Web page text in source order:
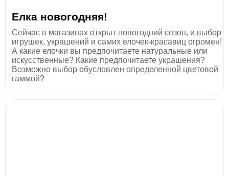
Елка новогодняя!
Сейчас в магазинах открыт новогодний сезон, и выбор
игрушек, украшений и самих елочек-красавиц огромен!
А какие елочки вы предпочитаете натуральные или
искусственные? Какие предпочитаете украшения?
Возможно выбор обусловлен определенной цветовой
гаммой?